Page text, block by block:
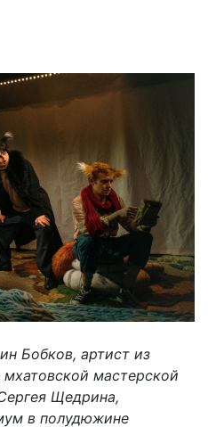
Бобков, артист из
мастерской
Щедрина,
в полудюжине